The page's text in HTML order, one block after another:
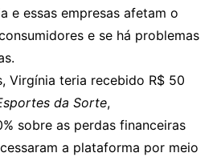
e essas empresas afetam o
e se há problemas
Virgínia teria recebido R$ 50
da Sorte,
sobre as perdas financeiras
a plataforma por meio